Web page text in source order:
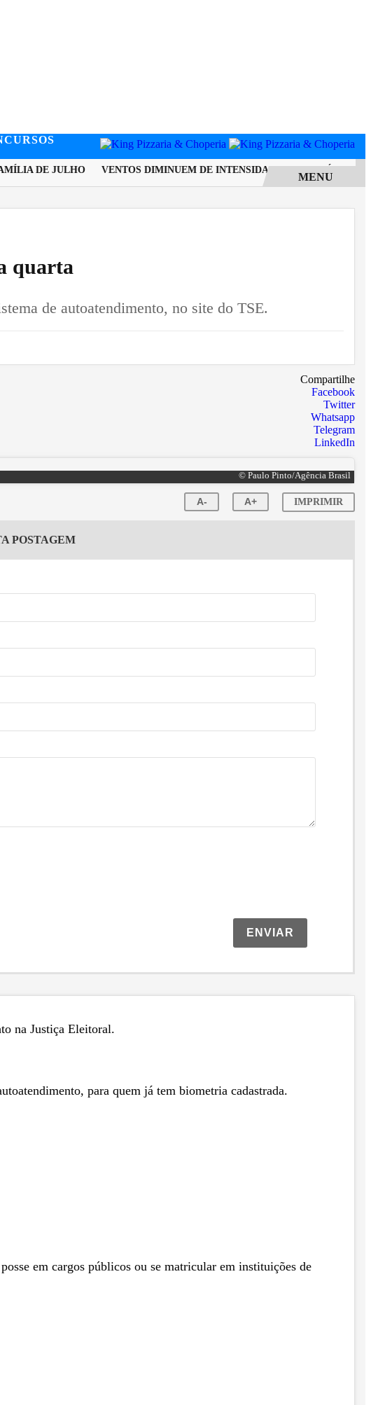
DE JULHO VENTOS DIMINUEM DE INTENSIDADE E MUNICÍPIO DO
MENU
quarta
de autoatendimento, no site do TSE.
Compartilhe
Facebook
Twitter
Whatsapp
Telegram
LinkedIn
© Paulo Pinto/Agência Brasil
A- A+ IMPRIMIR
POSTAGEM
ENVIAR
na Justiça Eleitoral.
para quem já tem biometria cadastrada.
em cargos públicos ou se matricular em instituições de